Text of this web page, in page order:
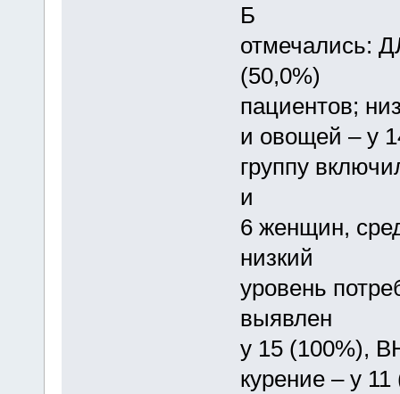
Б
отмечались:
(50,0%)
пациентов;
и овощей – у
группу
и
6 женщин,
низкий
уровень
выявлен
у 15 (100%),
курение – у